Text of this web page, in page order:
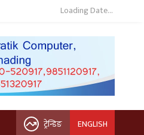
Loading Date...
ट्रेन्डिङ ENGLISH